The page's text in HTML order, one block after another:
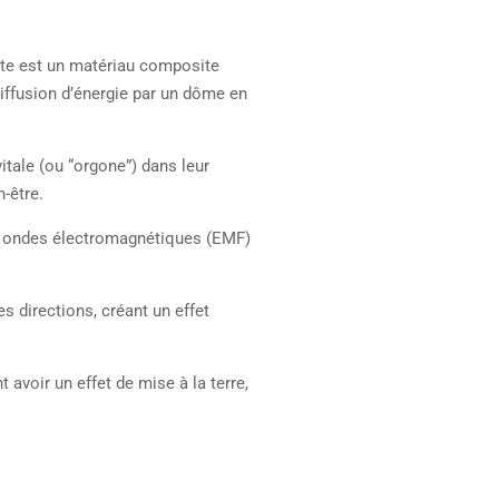
est un matériau composite
d’énergie par un dôme en
(ou “orgone”) dans leur
être.
électromagnétiques (EMF)
directions, créant un effet
avoir un effet de mise à la terre,